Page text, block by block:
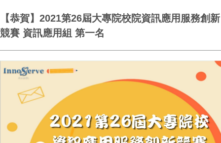
【恭賀】2021第26屆大專院校院資訊應用服務創新
競賽 資訊應用組 第一名